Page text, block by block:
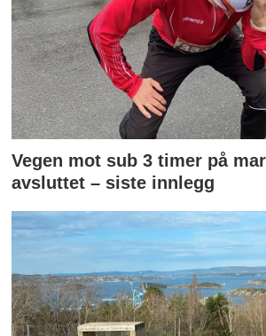
Vegen mot sub 3 timer på
avsluttet – siste innlegg